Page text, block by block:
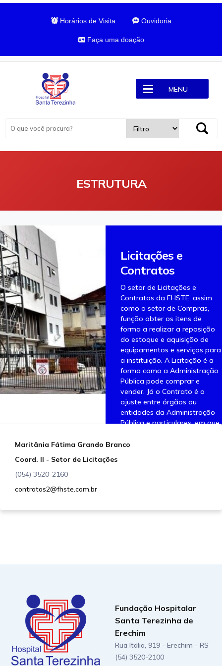
Horários de Visita Ouvidoria
Faça uma doação
MENU
ESTRUTURA
Licitações e
Contratos
O setor de Licitações e
Contratos da FHSTE, assim
como o setor de Compras,
função obter os itens de
forma a realizar a reposição
do estoque e aquisição de
equipamentos e serviços para
a instituição. A Licitação é a
forma como a Administração
Pública pode comprar e
vender. Já o Contrato é o
ajuste entre órgãos ou
entidades da Administração
Pública e particulares, em que
formação de vínculo e a
Maritânia Fátima Grando Branco
Coord. II - Setor de Licitações
(054) 3520-2160
contratos2@fhste.com.br
Fundação Hospitalar
Santa Terezinha de
Erechim
Rua Itália, 919 - Erechim - RS
(54) 3520-2100